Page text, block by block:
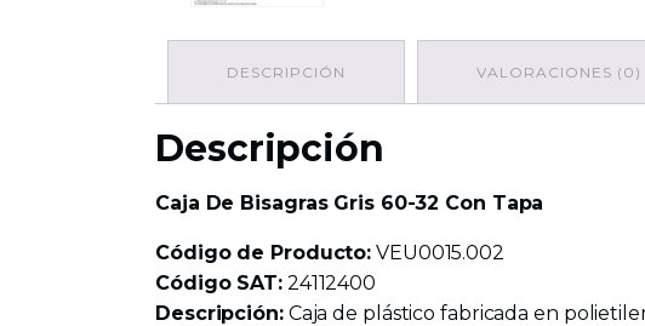
DESCRIPCIÓN VALORACIONES (0)
Descripción
Caja De Bisagras Gris 60-32 Con Tapa
Código de Producto: VEU0015.002
Código SAT:24112400
Descripción:Caja de plástico fabricada en